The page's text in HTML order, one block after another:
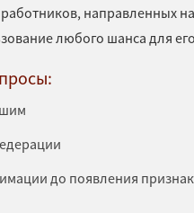
направленных
любого шанса для
до появления